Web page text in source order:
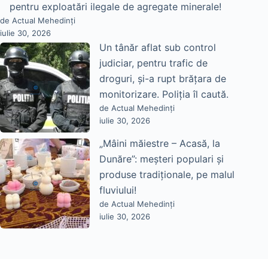
pentru exploatări ilegale de agregate minerale!
de Actual Mehedinți
iulie 30, 2026
Un tânăr aflat sub control
judiciar, pentru trafic de
droguri, și-a rupt brățara de
monitorizare. Poliția îl caută.
de Actual Mehedinți
iulie 30, 2026
„Mâini măiestre – Acasă, la
Dunăre”: meșteri populari și
produse tradiționale, pe malul
fluviului!
de Actual Mehedinți
iulie 30, 2026